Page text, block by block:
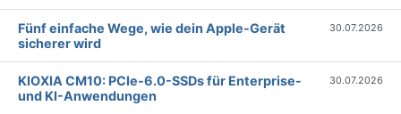
Fünf einfache Wege, wie dein Apple-Gerät
sicherer wird
30.07.2026
KIOXIA CM10: PCIe-6.0-SSDs für Enterprise-
und KI-Anwendungen
30.07.2026